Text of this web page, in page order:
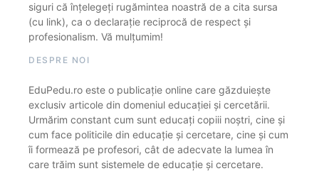
siguri că înțelegeți rugămintea noastră de a cita sursa
(cu link), ca o declarație reciprocă de respect și
profesionalism. Vă mulțumim!
DESPRE NOI
EduPedu.ro este o publicație online care găzduiește
exclusiv articole din domeniul educației și cercetării.
Urmărim constant cum sunt educați copiii noștri, cine și
cum face politicile din educație și cercetare, cine și cum
îi formează pe profesori, cât de adecvate la lumea în
care trăim sunt sistemele de educație și cercetare.